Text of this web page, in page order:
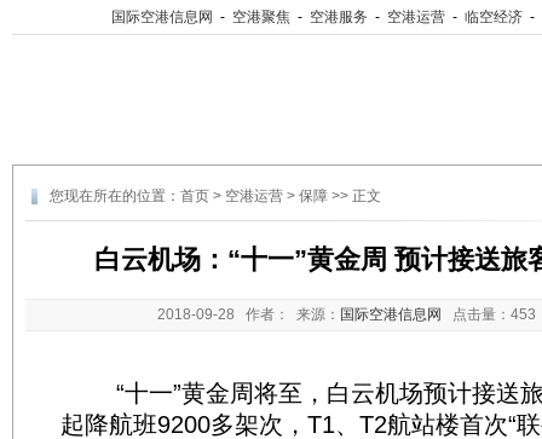
国际空港信息网 - 空港聚焦 - 空港服务 - 空港运营 - 临空经济 -
您现在所在的位置： 首页 > 空港运营 > 保障 >> 正文
白云机场：“十一”黄金周 预计接送旅
2018-09-28 作者： 来源： 国际空港信息网 点击量：
“十一”黄金周将至，白云机场预计接送
起降航班9200多架次，T1、T2航站楼首次“